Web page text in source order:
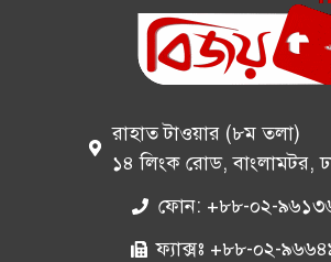
রাহাত টাওয়ার (৮ম তলা)
১৪ লিংক রোড, বাংলামটর,
ফোন: +৮৮-০২-
ফ্যাক্সঃ +৮৮-০২-